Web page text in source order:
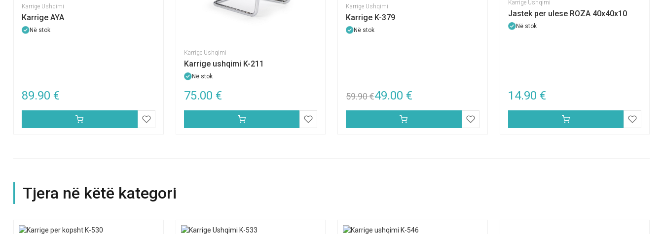
Karrige Ushqimi
Karrige AYA
Në stok
89.90 €
Karrige Ushqimi
Karrige ushqimi K-211
Në stok
75.00 €
Karrige Ushqimi
Karrige K-379
Në stok
59.90€49.00 €
Karrige Ushqimi
Jastek per ulese ROZA 40x40x10
Në stok
14.90 €
Tjera në këtë kategori